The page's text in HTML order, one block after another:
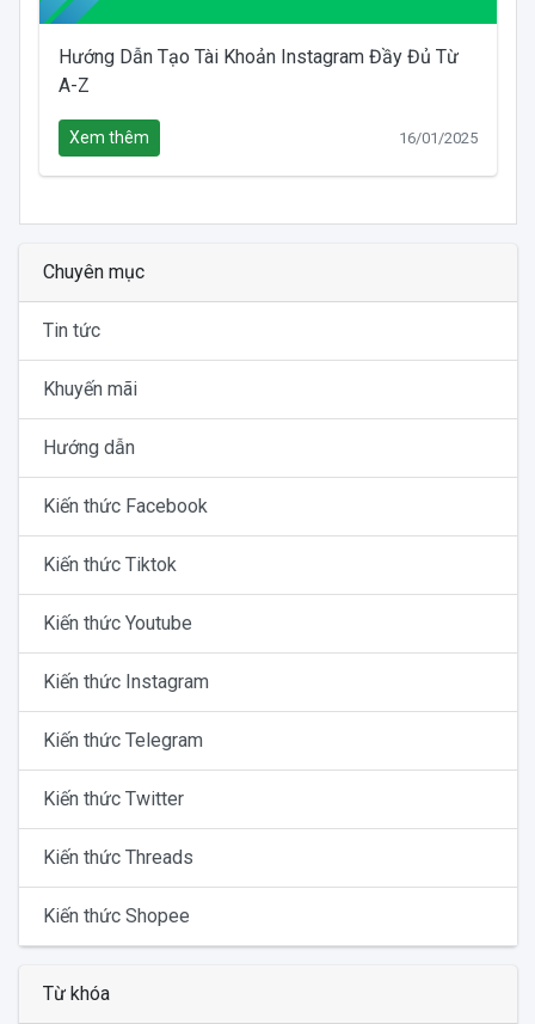
Hướng Dẫn Tạo Tài Khoản Instagram Đầy Đủ Từ
A-Z
Xem thêm 16/01/2025
Chuyên mục
Tin tức
Khuyến mãi
Hướng dẫn
Kiến thức Facebook
Kiến thức Tiktok
Kiến thức Youtube
Kiến thức Instagram
Kiến thức Telegram
Kiến thức Twitter
Kiến thức Threads
Kiến thức Shopee
Từ khóa